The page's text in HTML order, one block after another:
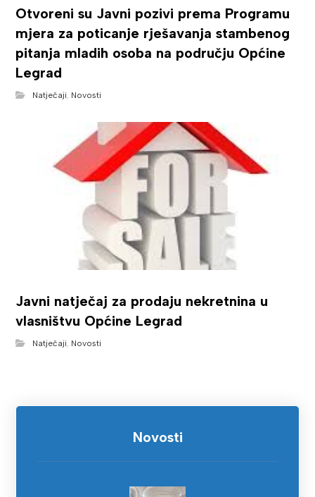
Otvoreni su Javni pozivi prema Programu
mjera za poticanje rješavanja stambenog
pitanja mladih osoba na području Općine
Legrad
Natječaji, Novosti
Javni natječaj za prodaju nekretnina u
vlasništvu Općine Legrad
Natječaji, Novosti
Novosti